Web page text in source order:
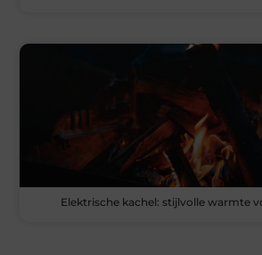
Elektrische kachel: stijlvolle warmte